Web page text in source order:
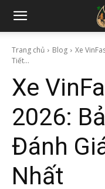
Trang chủ Blog
Xe
Tiết...
Xe
2026:
Đánh
Nhất